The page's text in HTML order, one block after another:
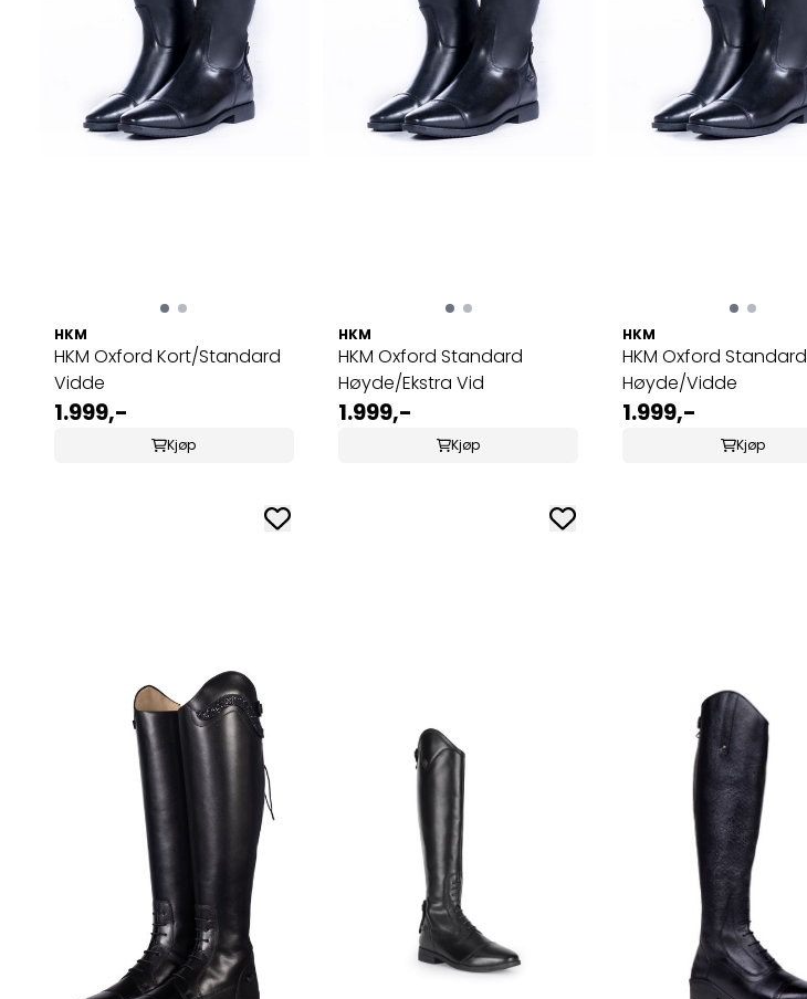
HKM
HKM Oxford Kort/Standard
Vidde
1.999,-
Kjøp
HKM
HKM Oxford Standard
Høyde/Ekstra Vid
1.999,-
Kjøp
HKM
HKM Oxford Standard
Høyde/Vidde
1.999,-
Kjøp